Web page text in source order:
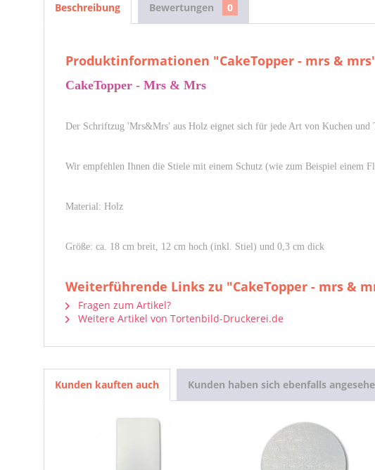
Beschreibung Bewertungen 0
Produktinformationen "CakeTopper - mrs &
CakeTopper - Mrs & Mrs
Der Schriftzug 'Mrs&Mrs' aus Holz eignet sich für jede Art von Kuchen und
Wir empfehlen Ihnen die Stiele mit einem Schutz (wie zum Beispiel einem
Material: Holz
Größe: ca. 18 cm breit, 12 cm hoch (inkl. Stiel) und 0,3 cm dick
Weiterführende Links zu "CakeTopper - mrs &
Fragen zum Artikel?
Weitere Artikel von Tortenbild-Druckerei.de
Kunden kauften auch Kunden haben sich ebenfalls